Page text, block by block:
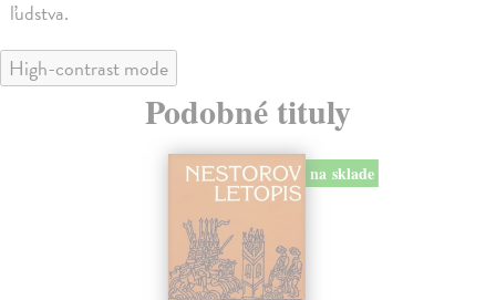
ľudstva.
High-contrast mode
Podobné tituly
na sklade